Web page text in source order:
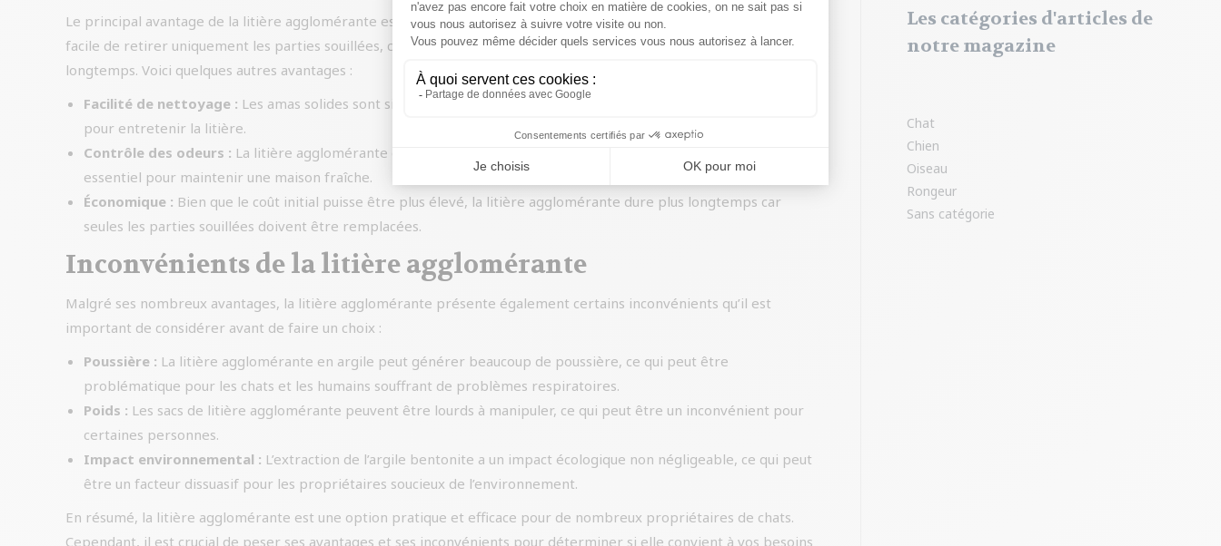
Le principal avantage de la litière agglomérante est sa commodité. Grâce à sa capacité à former des amas, il est
facile de retirer uniquement les parties souillées, ce qui permet de garder le reste de la litière propre plus
longtemps. Voici quelques autres avantages :
Facilité de nettoyage : Les amas solides sont simples à enlever, réduisant ainsi le temps et l’effort nécessaires
pour entretenir la litière.
Contrôle des odeurs : La litière agglomérante est souvent efficace pour emprisonner les odeurs, ce qui est
essentiel pour maintenir une maison fraîche.
Économique : Bien que le coût initial puisse être plus élevé, la litière agglomérante dure plus longtemps car
seules les parties souillées doivent être remplacées.
Inconvénients de la litière agglomérante
Malgré ses nombreux avantages, la litière agglomérante présente également certains inconvénients qu’il est
important de considérer avant de faire un choix :
Poussière : La litière agglomérante en argile peut générer beaucoup de poussière, ce qui peut être
problématique pour les chats et les humains souffrant de problèmes respiratoires.
Poids : Les sacs de litière agglomérante peuvent être lourds à manipuler, ce qui peut être un inconvénient pour
certaines personnes.
Impact environnemental : L’extraction de l’argile bentonite a un impact écologique non négligeable, ce qui peut
être un facteur dissuasif pour les propriétaires soucieux de l’environnement.
En résumé, la litière agglomérante est une option pratique et efficace pour de nombreux propriétaires de chats.
Cependant, il est crucial de peser ses avantages et ses inconvénients pour déterminer si elle convient à vos besoins
Les catégories d'articles de
notre magazine
Chat
Chien
Oiseau
Rongeur
Sans catégorie